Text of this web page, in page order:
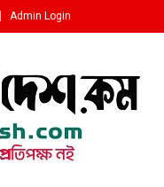
Admin Login